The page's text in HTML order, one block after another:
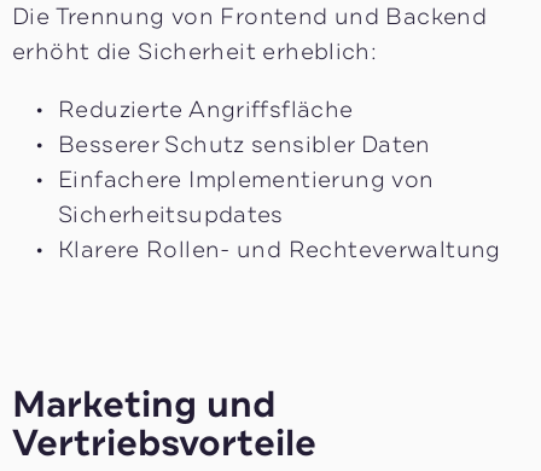
Die Trennung von Frontend und Backend
erhöht die Sicherheit erheblich:
Reduzierte Angriffsfläche
Besserer Schutz sensibler Daten
Einfachere Implementierung von
Sicherheitsupdates
Klarere Rollen- und Rechteverwaltung
Marketing und
Vertriebsvorteile